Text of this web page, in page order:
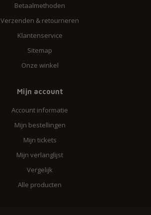
Betaalmethoden
Verzenden & retourneren
Klantenservice
Sitemap
Onze winkel
Mijn account
Account informatie
Mijn bestellingen
Mijn tickets
Mijn verlanglijst
Vergelijk
Alle producten